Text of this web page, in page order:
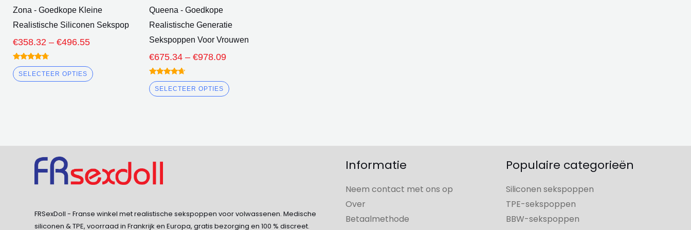
Zona - Goedkope Kleine
Realistische Siliconen Sekspop
€358.32 – €496.55
gewaardeerd
4.50
uit 5
SELECTEER OPTIES
de
productpagina
Queena - Goedkope
Realistische Generatie
Sekspoppen Voor Vrouwen
€675.34 – €978.09
gewaardeerd
4.50
uit 5
SELECTEER OPTIES
productpagina
FRSexDoll - Franse winkel met realistische sekspoppen voor volwassenen. Medische
siliconen & TPE, voorraad in Frankrijk en Europa, gratis bezorging en 100 % discreet.
Informatie
Neem contact met ons op
Over
Betaalmethode
Populaire categorieën
Siliconen sekspoppen
TPE-sekspoppen
BBW-sekspoppen